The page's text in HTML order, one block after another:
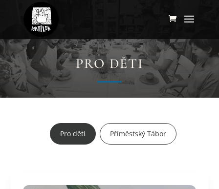
PRO DĚTI
Pro děti Příměstský Tábor